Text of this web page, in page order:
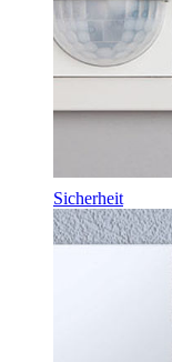
Sicherheit